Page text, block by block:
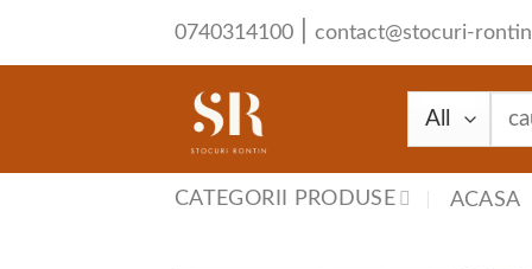
to
0740314100 contact@stocuri-
CATEGORII PRODUSE ACASA